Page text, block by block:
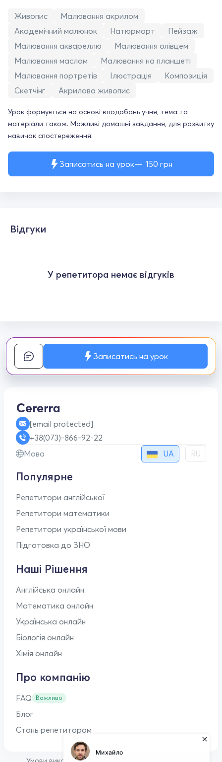
Записатись на урок 150 грн
Живопис
Малювання акрилом
Академічний малюнок
Натюрморт
Пейзаж
Малювання аквареллю
Малювання олівцем
Малювання маслом
Малювання на планшеті
Малювання портретів
Ілюстрація
Композиція
Скетчінг
Акрилова живопис
Урок формується на основі вподобань учня, тема та
матеріали також. Можливі домашні завдання, для розвитку
навичок спостереження.
Відгуки
У репетитора немає відгуків
Записатись на урок
[email protected]
+38(073)-866-92-22
Мова
UA RU
Популярне
Репетитори англійської
Репетитори математики
Репетитори української мови
Підготовка до ЗНО
Наші Рішення
Англійська онлайн
Математика онлайн
Українська онлайн
Біологія онлайн
Хімія онлайн
Про компанію
FAQ Важливо
Блог
Стань репетитором